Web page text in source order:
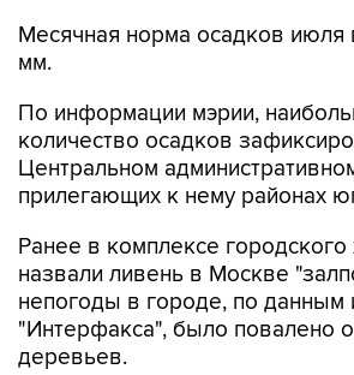
Месячная норма осадков июля
мм.
По информации мэрии,
количество осадков
Центральном
прилегающих к нему районах
Ранее в комплексе городского
назвали ливень в Москве
непогоды в городе, по данным
"Интерфакса", было повалено
деревьев.